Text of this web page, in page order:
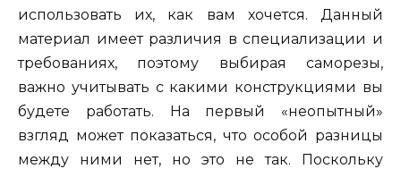
использовать их, как вам хочется. Данный
материал имеет различия в специализации и
требованиях, поэтому выбирая саморезы,
важно учитывать с какими конструкциями вы
будете работать. На первый «неопытный»
взгляд может показаться, что особой разницы
между ними нет, но это не так. Поскольку